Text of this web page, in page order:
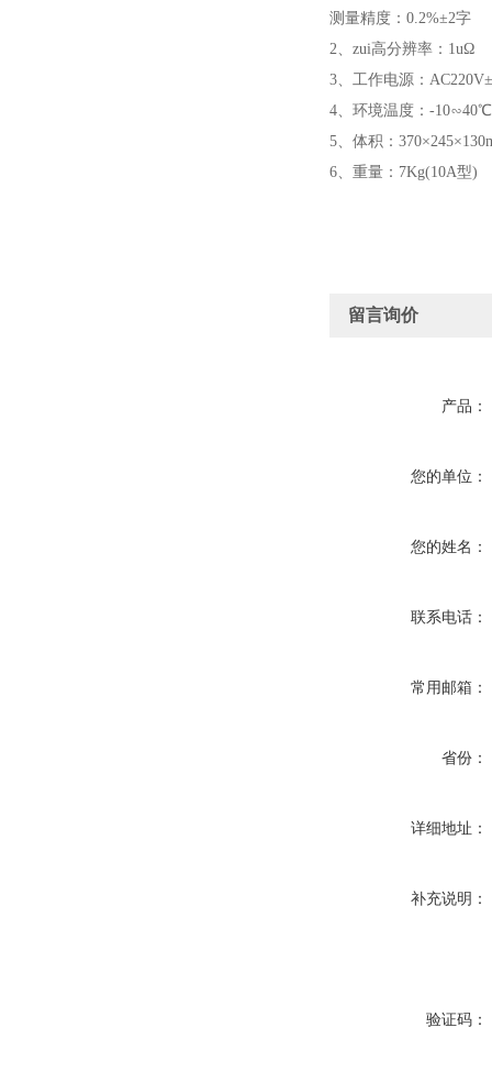
测量精度：0.2%±2字
2、zui高分辨率：1uΩ
3、工作电源：
4、环境温度：-10∽40℃
5、体积：
6、重量：7Kg(10A型)
留言询价
产品：
您的单位：
您的姓名：
联系电话：
常用邮箱：
省份：
详细地址：
补充说明：
验证码：